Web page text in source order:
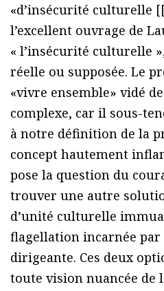
«d’insécurité culturelle
l’excellent ouvrage de
« l’insécurité culturelle
réelle ou supposée. Le
«vivre ensemble» vidé
complexe, car il sous-
à notre définition de la
concept hautement
pose la question du
trouver une autre
d’unité culturelle
flagellation incarnée par
dirigeante. Ces deux
toute vision nuancée de